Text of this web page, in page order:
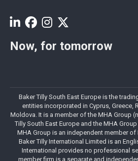
Now, for tomorrow
Baker Tilly South East Europe is the
entities incorporated in Cyprus, Greece,
Moldova. It is a member of the MHA Group
Tilly South East Europe and the MHA
MHA Group is an independent member of
Baker Tilly International Limited is an
International provides no professional
member firm is a separate and